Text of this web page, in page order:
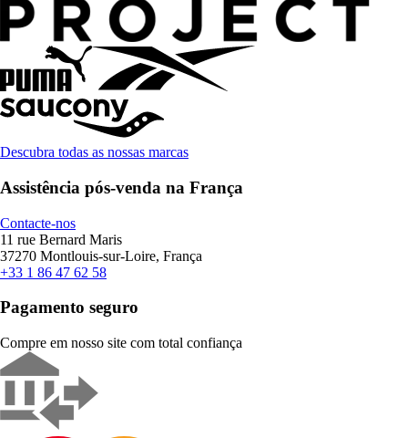
Descubra todas as nossas marcas
Assistência pós-venda na França
Contacte-nos
11 rue Bernard Maris
37270 Montlouis-sur-Loire, França
+33 1 86 47 62 58
Pagamento seguro
Compre em nosso site com total confiança